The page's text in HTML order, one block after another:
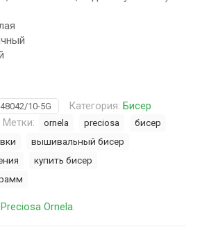
10-5G Категория: Бисер
Метки: ornela preciosa
бисер
вышивальный бисер
купить бисер
Preciosa Ornela.